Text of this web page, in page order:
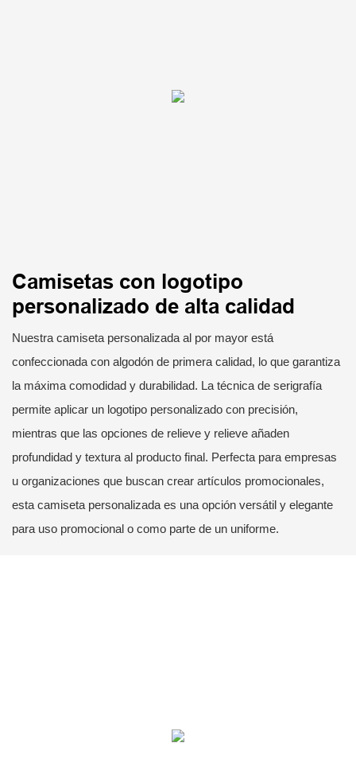
Camisetas con logotipo
personalizado de alta calidad
Nuestra camiseta personalizada al por mayor está
confeccionada con algodón de primera calidad, lo que garantiza
la máxima comodidad y durabilidad. La técnica de serigrafía
permite aplicar un logotipo personalizado con precisión,
mientras que las opciones de relieve y relieve añaden
profundidad y textura al producto final. Perfecta para empresas
u organizaciones que buscan crear artículos promocionales,
esta camiseta personalizada es una opción versátil y elegante
para uso promocional o como parte de un uniforme.